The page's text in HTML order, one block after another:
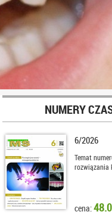
NUMERY
6/2026
Temat
rozwiązania
cena: